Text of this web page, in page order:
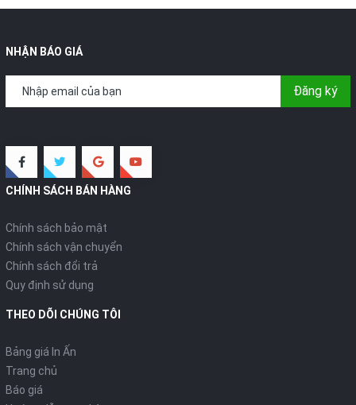
NHẬN BÁO GIÁ
Đăng ký
CHÍNH SÁCH BÁN HÀNG
Chính sách bảo mật
Chính sách vận chuyển
Chính sách đổi trả
Quy định sử dụng
THEO DÕI CHÚNG TÔI
Bảng giá In Ấn
Trang chủ
Báo giá